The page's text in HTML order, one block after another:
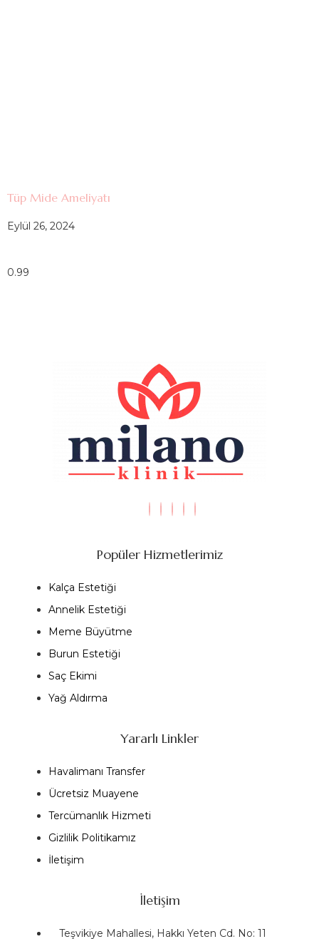
Tüp Mide Ameliyatı
Eylül 26, 2024
Popüler Hizmetlerimiz
Kalça Estetiği
Annelik Estetiği
Meme Büyütme
Burun Estetiği
Saç Ekimi
Yağ Aldırma
Yararlı Linkler
Havalimanı Transfer
Ücretsiz Muayene
Tercümanlık Hizmeti
Gizlilik Politikamız
İletişim
İletişim
Teşvikiye Mahallesi, Hakkı Yeten Cd. No: 11